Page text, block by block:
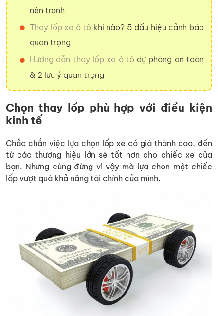
nên tránh
Thay lốp xe ô tô khi nào? 5 dấu hiệu cảnh báo
quan trọng
Hướng dẫn thay lốp xe ô tôdự phòng an toàn
& 2 lưu ý quan trọng
Chọn thay lốp phù hợp với điều kiện
kinh tế
Chắc chắn việc lựa chọn lốp xe có giá thành cao, đến
từ các thương hiệu lớn sẽ tốt hơn cho chiếc xe của
bạn. Nhưng cùng đừng vì vậy mà lựa chọn một chiếc
lốp vượt quá khả năng tài chính của mình.